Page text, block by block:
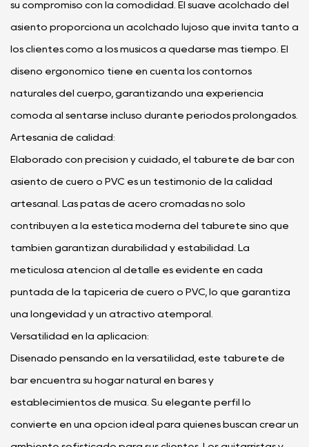
su compromiso con la comodidad. El suave acolchado del
asiento proporciona un acolchado lujoso que invita tanto a
los clientes como a los músicos a quedarse más tiempo. El
diseño ergonómico tiene en cuenta los contornos
naturales del cuerpo, garantizando una experiencia
cómoda al sentarse incluso durante períodos prolongados.
Artesanía de calidad:
Elaborado con precisión y cuidado, el taburete de bar con
asiento de cuero o PVC es un testimonio de la calidad
artesanal. Las patas de acero cromadas no sólo
contribuyen a la estética moderna del taburete sino que
también garantizan durabilidad y estabilidad. La
meticulosa atención al detalle es evidente en cada
puntada de la tapicería de cuero o PVC, lo que garantiza
una longevidad y un atractivo atemporal.
Versatilidad en la aplicación:
Diseñado pensando en la versatilidad, este taburete de
bar encuentra su hogar natural en bares y
establecimientos de música. Su elegante perfil lo
convierte en una opción ideal para quienes buscan crear un